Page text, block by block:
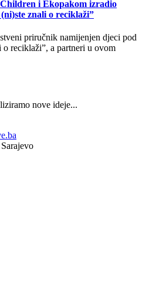
i Ekopakom izradio
znali o reciklaži”
priručnik namijenjen djeci pod
reciklaži”, a partneri u ovom
nove ideje...